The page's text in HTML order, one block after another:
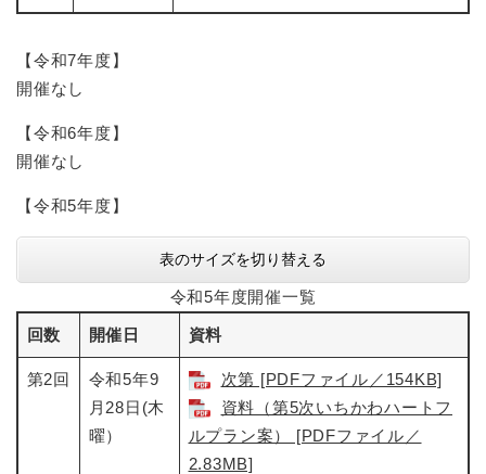
【令和7年度】
開催なし​
【令和6年度】
開催なし
【令和5年度】
表のサイズを切り替える
令和5年度開催一覧
回数 開催日 資料
第2回
令和5年9
月28日(木
曜）
次第 [PDFファイル／154KB]
資料（第5次いちかわハートフ
ルプラン案） [PDFファイル／
2.83MB]